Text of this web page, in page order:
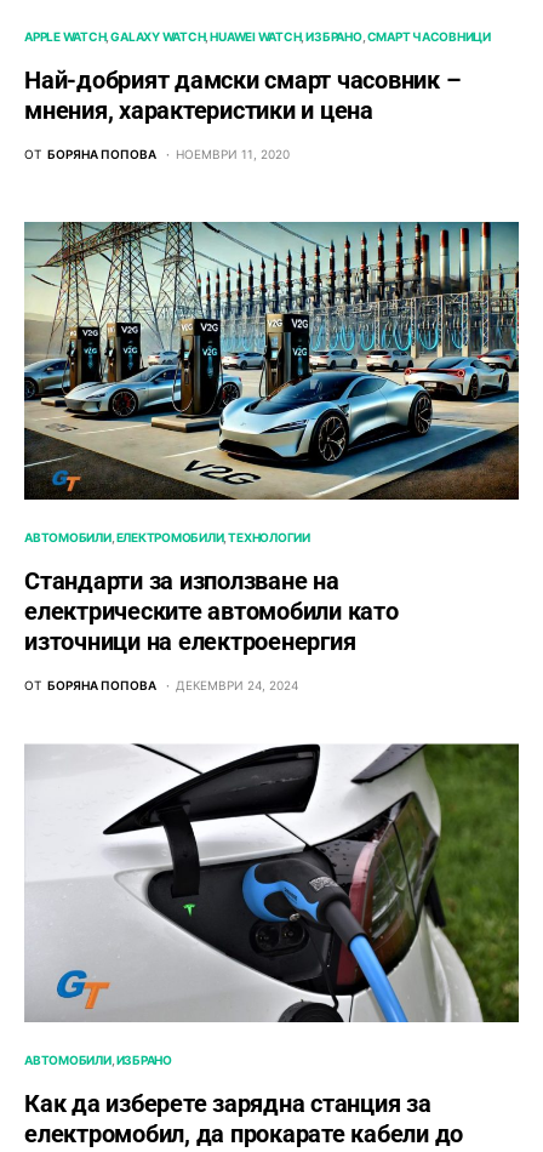
APPLE WATCH GALAXY WATCH HUAWEI WATCH ИЗБРАНО СМАРТ ЧАСОВНИЦИ
Най-добрият дамски смарт часовник –
мнения, характеристики и цена
ОТ БОРЯНА ПОПОВА НОЕМВРИ 11, 2020
АВТОМОБИЛИ ЕЛЕКТРОМОБИЛИ ТЕХНОЛОГИИ
Стандарти за използване на
електрическите автомобили като
източници на електроенергия
ОТ БОРЯНА ПОПОВА ДЕКЕМВРИ 24, 2024
АВТОМОБИЛИ ИЗБРАНО
Как да изберете зарядна станция за
електромобил, да прокарате кабели до